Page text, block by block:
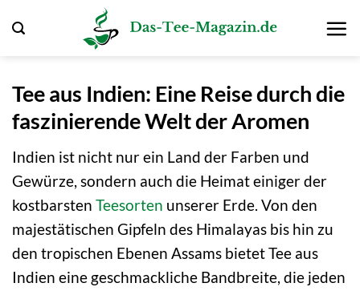
Inhalt
Tee aus Indien: Eine Reise durch die
faszinierende Welt der Aromen
Indien ist nicht nur ein Land der Farben und
Gewürze, sondern auch die Heimat einiger der
kostbarsten Teesorten unserer Erde. Von den
majestätischen Gipfeln des Himalayas bis hin zu
den tropischen Ebenen Assams bietet Tee aus
Indien eine geschmackliche Bandbreite, die jeden